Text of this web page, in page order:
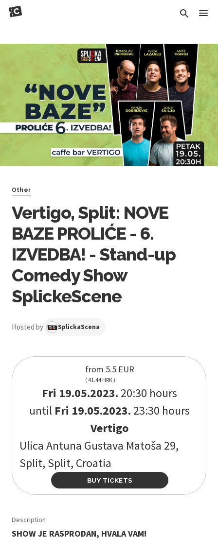
Other
Vertigo, Split: NOVE
BAZE PROLIĆE - 6.
IZVEDBA! - Stand-up
Comedy Show
SplickeScene
Hosted by SplickaScena
from 5.5 EUR
( 41.44 HRK )
Fri 19.05.2023. 20:30 hours
until Fri 19.05.2023. 23:30 hours
Vertigo
Ulica Antuna Gustava Matoša 29,
Split, Split, Croatia
BUY TICKETS
Description
SHOW JE RASPRODAN, HVALA VAM!